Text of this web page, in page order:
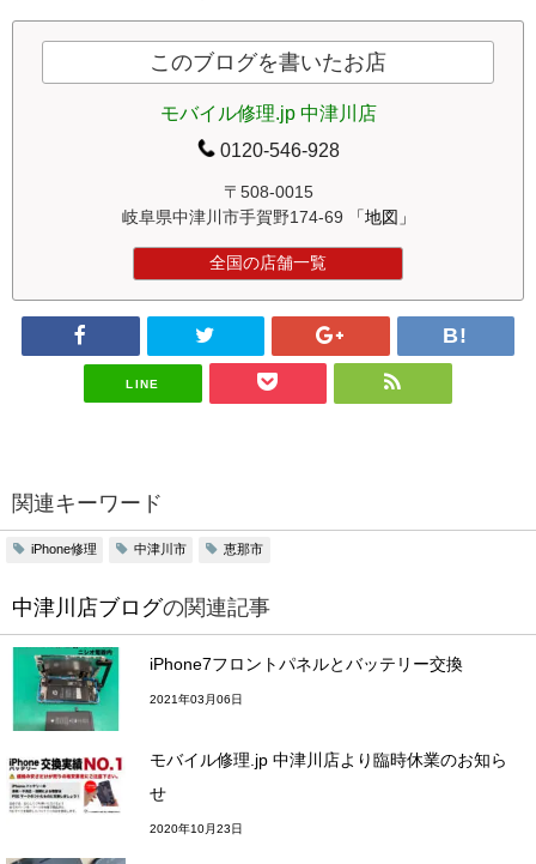
このブログを書いたお店
モバイル修理.jp 中津川店
0120-546-928
〒508-0015
岐阜県中津川市手賀野174-69
「地図」
全国の店舗一覧
LINE
関連キーワード
iPhone修理 中津川市 恵那市
中津川店ブログの関連記事
iPhone7フロントパネルとバッテリー交換
2021年03月06日
モバイル修理.jp 中津川店より臨時休業のお知ら
せ
2020年10月23日